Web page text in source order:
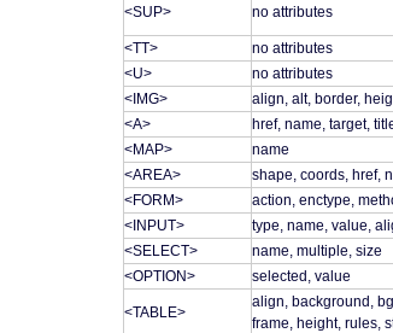
<SUP> no attributes
<TT> no attributes
<U>
no attributes
<IMG>
align, alt, border,
<A>
href, name, target,
<MAP>
name
<AREA>
shape, coords, href,
<FORM>
action, enctype,
<INPUT>
type, name, value,
<SELECT>
name, multiple, size
<OPTION>
selected, value
<TABLE>
align, background,
frame, height, rules,